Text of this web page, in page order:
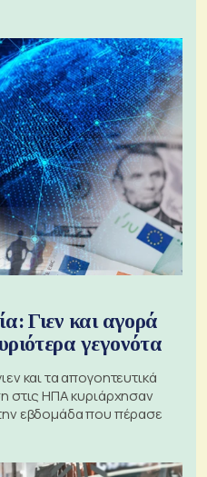
Γιεν και αγορά
γεγονότα
και τα απογοητευτικά
στις ΗΠΑ κυριάρχησαν
εβδομάδα που πέρασε